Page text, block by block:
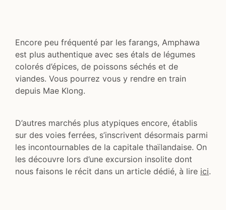
Encore peu fréquenté par les farangs, Amphawa
est plus authentique avec ses étals de légumes
colorés d’épices, de poissons séchés et de
viandes. Vous pourrez vous y rendre en train
depuis Mae Klong.
D’autres marchés plus atypiques encore, établis
sur des voies ferrées, s’inscrivent désormais parmi
les incontournables de la capitale thaïlandaise. On
les découvre lors d’une excursion insolite dont
nous faisons le récit dans un article dédié, à lire ici.